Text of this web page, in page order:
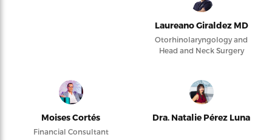
Laureano Giraldez MD
Otorhinolaryngology and
Head and Neck Surgery
Moises Cortés
Financial Consultant
Dra. Natalie Pérez Luna